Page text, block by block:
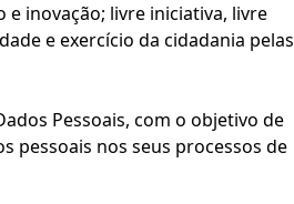
inovação; livre iniciativa, livre
e exercício da cidadania pelas
Pessoais, com o objetivo de
pessoais nos seus processos de